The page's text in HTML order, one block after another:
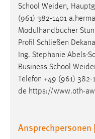
School Weiden,
(961) 382-1401
Modulhandbücher
Profil Schließen
Ing. Stephanie Abels-
Business School
Telefon +49 (961)
de https://www.oth-